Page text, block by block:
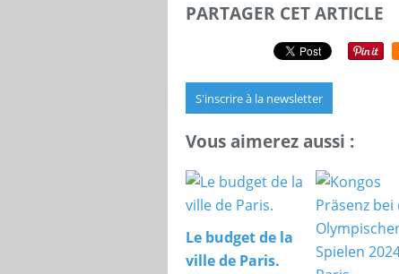
PARTAGER CET ARTICLE
S'inscrire à la newsletter
Vous aimerez aussi :
Le budget de la
ville de Paris.